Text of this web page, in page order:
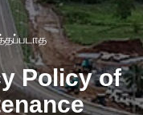
Policy of